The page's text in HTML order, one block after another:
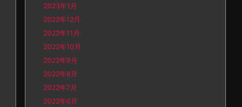
2023年1月
2022年12月
2022年11月
2022年10月
2022年9月
2022年8月
2022年7月
2022年6月